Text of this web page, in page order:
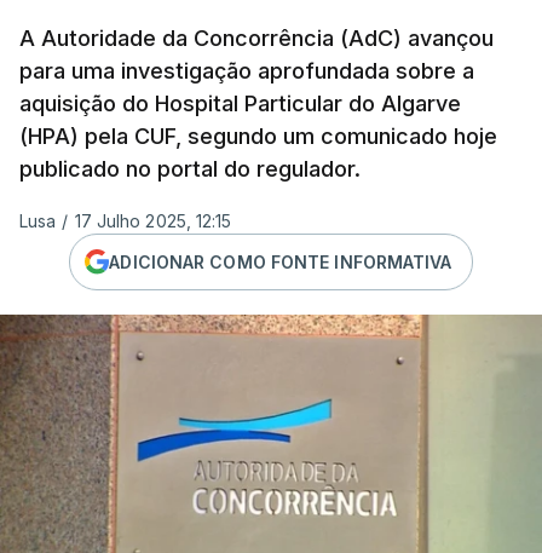
A Autoridade da Concorrência (AdC) avançou
para uma investigação aprofundada sobre a
aquisição do Hospital Particular do Algarve
(HPA) pela CUF, segundo um comunicado hoje
publicado no portal do regulador.
Lusa / 17 Julho 2025, 12:15
ADICIONAR COMO FONTE INFORMATIVA